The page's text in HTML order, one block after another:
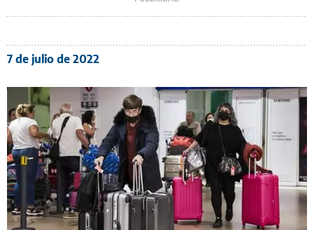
7 de julio de 2022